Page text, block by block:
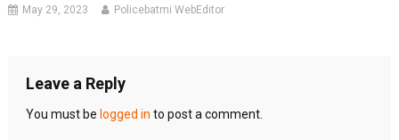
May 29, 2023 Policebatmi WebEditor
Leave a Reply
You must be logged in to post a comment.